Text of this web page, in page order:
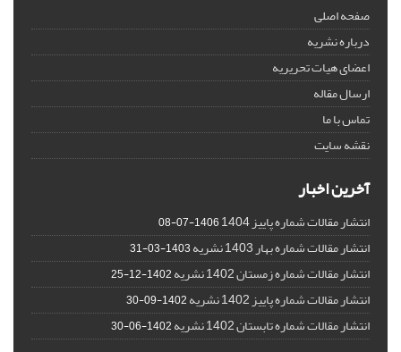
صفحه اصلی
درباره نشریه
اعضای هیات تحریریه
ارسال مقاله
تماس با ما
نقشه سایت
آخرین اخبار
انتشار مقالات شماره پاییز 1404 1406-07-08
انتشار مقالات شماره بهار 1403 نشریه 1403-03-31
انتشار مقالات شماره زمستان 1402 نشریه 1402-12-25
انتشار مقالات شماره پاییز 1402 نشریه 1402-09-30
انتشار مقالات شماره تابستان 1402 نشریه 1402-06-30